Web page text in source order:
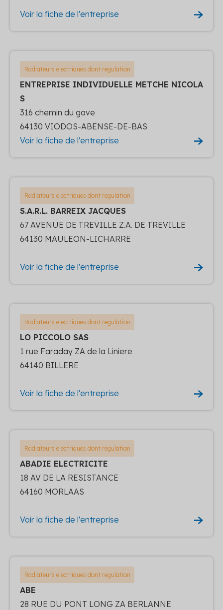
Voir la fiche de l'entreprise
Radiateurs electriques dont regulation
ENTREPRISE INDIVIDUELLE METCHE NICOLA
S
316 chemin du gave
64130 VIODOS-ABENSE-DE-BAS
Voir la fiche de l'entreprise
Radiateurs electriques dont regulation
S.A.R.L. BARREIX JACQUES
67 AVENUE DE TREVILLE Z.A. DE TREVILLE
64130 MAULEON-LICHARRE
Voir la fiche de l'entreprise
Radiateurs electriques dont regulation
LO PICCOLO SAS
1 rue Faraday ZA de la Liniere
64140 BILLERE
Voir la fiche de l'entreprise
Radiateurs electriques dont regulation
ABADIE ELECTRICITE
18 AV DE LA RESISTANCE
64160 MORLAAS
Voir la fiche de l'entreprise
Radiateurs electriques dont regulation
ABE
28 RUE DU PONT LONG ZA BERLANNE